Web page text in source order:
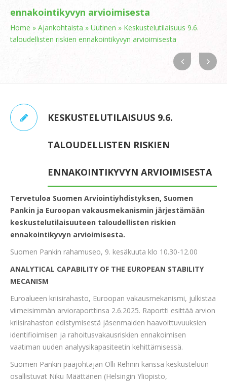
ennakointikyvyn arvioimisesta
Home » Ajankohtaista » Uutinen » Keskustelutilaisuus 9.6.
taloudellisten riskien ennakointikyvyn arvioimisesta
KESKUSTELUTILAISUUS 9.6.
TALOUDELLISTEN RISKIEN
ENNAKOINTIKYVYN ARVIOIMISESTA
Tervetuloa Suomen Arviointiyhdistyksen, Suomen
Pankin ja Euroopan vakausmekanismin järjestämään
keskustelutilaisuuteen taloudellisten riskien
ennakointikyvyn arvioimisesta.
Suomen Pankin rahamuseo, 9. kesäkuuta klo 10.30-12.00
ANALYTICAL CAPABILITY OF THE EUROPEAN STABILITY
MECANISM
Euroalueen kriisirahasto, Euroopan vakausmekanismi, julkistaa
viimeisimmän arvioraporttinsa 2.6.2025. Raportti esittää arvion
kriisirahaston edistymisestä jäsenmaiden haavoittuvuuksien
identifioimisen ja rahoitusvakausriskien ennakoimisen
vaatiman uuden analyysikapasiteetin kehittämisessä.
Suomen Pankin pääjohtajan Olli Rehnin kanssa keskusteluun
osallistuvat Niku Määttänen (Helsingin Yliopisto,